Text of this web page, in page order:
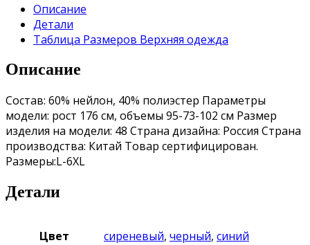
Описание
Детали
Таблица Размеров Верхняя одежда
Описание
Состав: 60% нейлон, 40% полиэстер Параметры
модели: рост 176 см, объемы 95-73-102 см Размер
изделия на модели: 48 Страна дизайна: Россия Страна
производства: Китай Товар сертифицирован.
Размеры:L-6XL
Детали
Цвет cиреневый, черный, синий